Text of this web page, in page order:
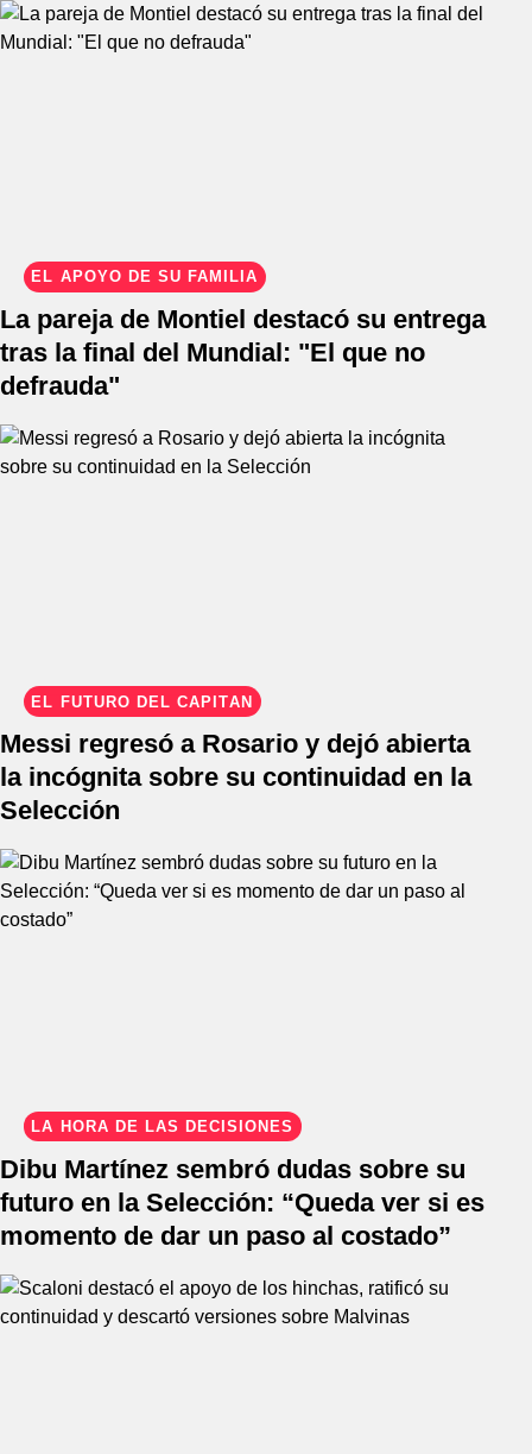
EL APOYO DE SU FAMILIA
La pareja de Montiel destacó su entrega
tras la final del Mundial: "El que no
defrauda"
EL FUTURO DEL CAPITÁN
Messi regresó a Rosario y dejó abierta
la incógnita sobre su continuidad en la
Selección
LA HORA DE LAS DECISIONES
Dibu Martínez sembró dudas sobre su
futuro en la Selección: “Queda ver si es
momento de dar un paso al costado”